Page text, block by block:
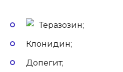
Теразозин;
Клонидин;
Допегит;